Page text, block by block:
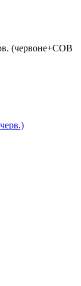
(червоне+СОВ